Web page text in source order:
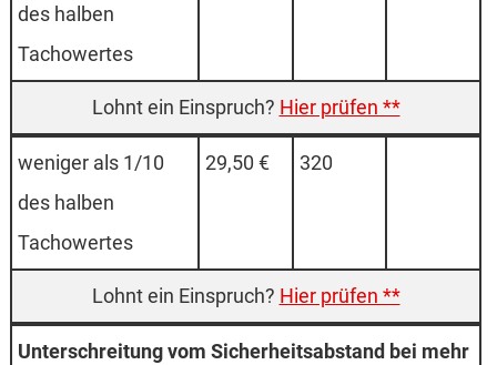
des halben
Tachowertes
Hier prüfen **
weniger als 1/10
des halben
Tachowertes
29,50 € 320
Hier prüfen **
Unterschreitung vom Sicherheitsabstand bei mehr